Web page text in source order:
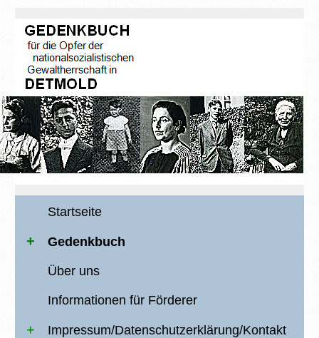
Startseite
Gedenkbuch
Über uns
Informationen für Förderer
Impressum/Datenschutzerklärung/Kontakt